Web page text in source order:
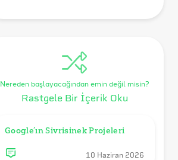
Nereden başlayacağından emin değil misin?
Rastgele Bir İçerik Oku
Google’ın Sivrisinek Projeleri
10 Haziran 2026